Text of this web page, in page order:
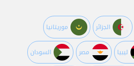
الجزائر موريتانيا
ليبيا مصر السودان